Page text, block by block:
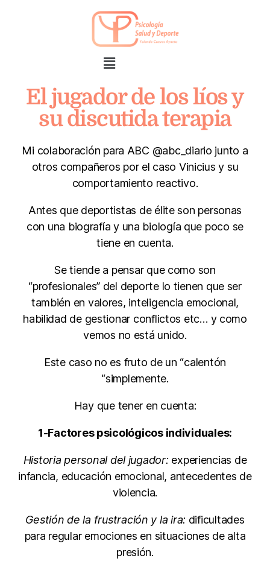
El jugador de los líos y
su discutida terapia
Mi colaboración para ABC @abc_diario junto a
otros compañeros por el caso Vinicius y su
comportamiento reactivo.
Antes que deportistas de élite son personas
con una biografía y una biología que poco se
tiene en cuenta.
Se tiende a pensar que como son
“profesionales” del deporte lo tienen que ser
también en valores, inteligencia emocional,
habilidad de gestionar conflictos etc… y como
vemos no está unido.
Este caso no es fruto de un “calentón
“simplemente.
Hay que tener en cuenta:
1-Factores psicológicos individuales:
Historia personal del jugador: experiencias de
infancia, educación emocional, antecedentes de
violencia.
Gestión de la frustración y la ira: dificultades
para regular emociones en situaciones de alta
presión.